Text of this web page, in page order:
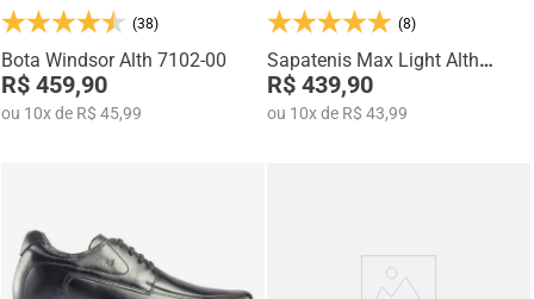
(38)
Bota Windsor Alth 7102-00
R$ 459,90
ou 10xde R$ 45,99
(8)
Sapatenis Max Light Alth
3753-01
R$ 439,90
ou 10xde R$ 43,99